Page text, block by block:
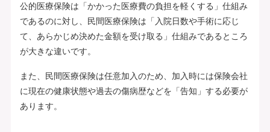
公的医療保険は「かかった医療費の負担を軽くする」仕組み
であるのに対し、民間医療保険は「入院日数や手術に応じ
て、あらかじめ決めた金額を受け取る」仕組みであるところ
が大きな違いです。
また、民間医療保険は任意加入のため、加入時には保険会社
に現在の健康状態や過去の傷病歴などを「告知」する必要が
あります。